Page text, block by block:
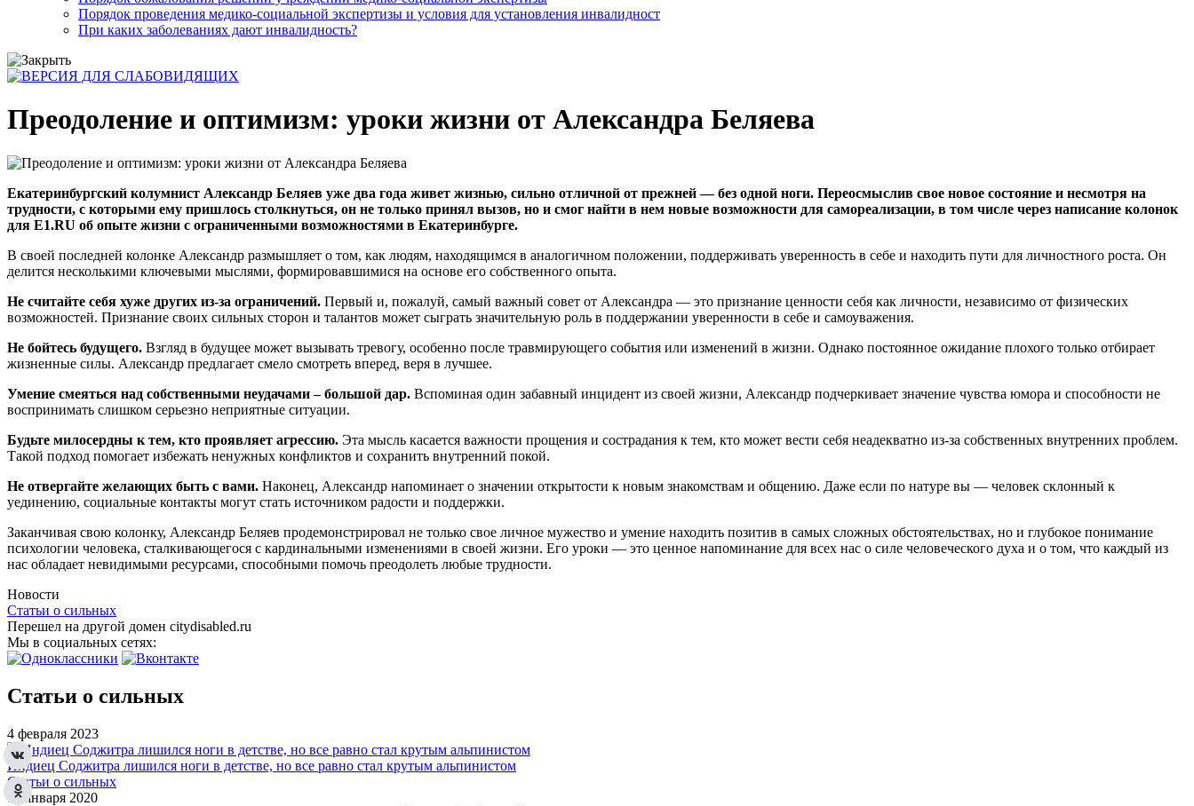
Порядок проведения медико-социальной экспертизы и условия для установления инвалидност
При каких заболеваниях дают инвалидность?
Преодоление и оптимизм: уроки жизни от Александра Беляева
Екатеринбургский колумнист Александр Беляев уже два года живет жизнью, сильно отличной от прежней — без одной ноги. Переосмыслив свое новое состояние и несмотря на
трудности, с которыми ему пришлось столкнуться, он не только принял вызов, но и смог найти в нем новые возможности для самореализации, в том числе через написание колонок
для E1.RU об опыте жизни с ограниченными возможностями в Екатеринбурге.
В своей последней колонке Александр размышляет о том, как людям, находящимся в аналогичном положении, поддерживать уверенность в себе и находить пути для личностного роста. Он
делится несколькими ключевыми мыслями, формировавшимися на основе его собственного опыта.
Не считайте себя хуже других из-за ограничений. Первый и, пожалуй, самый важный совет от Александра — это признание ценности себя как личности, независимо от физических
возможностей. Признание своих сильных сторон и талантов может сыграть значительную роль в поддержании уверенности в себе и самоуважения.
Не бойтесь будущего. Взгляд в будущее может вызывать тревогу, особенно после травмирующего события или изменений в жизни. Однако постоянное ожидание плохого только отбирает
жизненные силы. Александр предлагает смело смотреть вперед, веря в лучшее.
Умение смеяться над собственными неудачами – большой дар. Вспоминая один забавный инцидент из своей жизни, Александр подчеркивает значение чувства юмора и способности не
воспринимать слишком серьезно неприятные ситуации.
Будьте милосердны к тем, кто проявляет агрессию. Эта мысль касается важности прощения и сострадания к тем, кто может вести себя неадекватно из-за собственных внутренних проблем.
Такой подход помогает избежать ненужных конфликтов и сохранить внутренний покой.
Не отвергайте желающих быть с вами. Наконец, Александр напоминает о значении открытости к новым знакомствам и общению. Даже если по натуре вы — человек склонный к
уединению, социальные контакты могут стать источником радости и поддержки.
Заканчивая свою колонку, Александр Беляев продемонстрировал не только свое личное мужество и умение находить позитив в самых сложных обстоятельствах, но и глубокое понимание
психологии человека, сталкивающегося с кардинальными изменениями в своей жизни. Его уроки — это ценное напоминание для всех нас о силе человеческого духа и о том, что каждый из
нас обладает невидимыми ресурсами, способными помочь преодолеть любые трудности.
Новости
Статьи о сильных
Перешел на другой домен citydisabled.ru
Мы в социальных сетях:
Статьи о сильных
4 февраля 2023
Индиец Соджитра лишился ноги в детстве, но все равно стал крутым альпинистом
Статьи о сильных
17 января 2020